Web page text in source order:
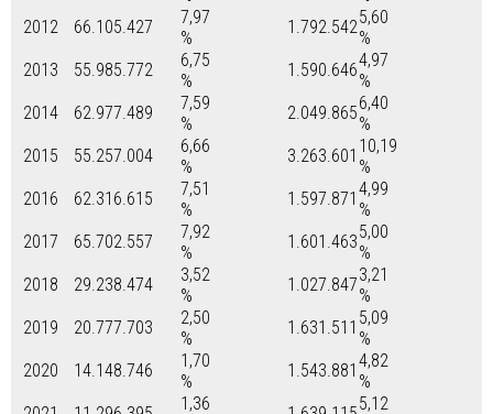
2012
66.105.427
7,97
%
1.792.5425,60
%
2013
55.985.772
6,75
%
1.590.6464,97
%
2014
62.977.489
7,59
%
2.049.8656,40
%
2015
55.257.004
6,66
%
3.263.601 10,19
%
2016
62.316.615
7,51
%
1.597.871 4,99
%
2017
65.702.557
7,92
%
1.601.4635,00
%
2018
29.238.474
3,52
%
1.027.8473,21
%
2019
20.777.703
2,50
%
1.631.511 5,09
%
2020
14.148.746
1,70
%
1.543.881 4,82
%
1,36
5,12